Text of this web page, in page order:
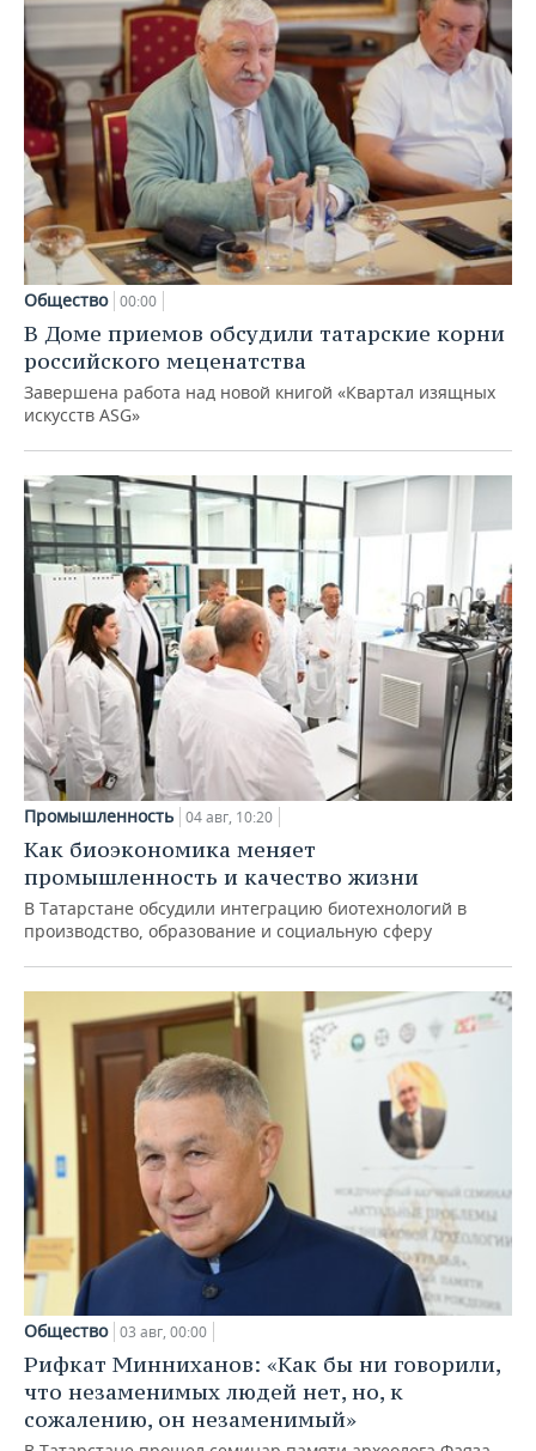
Общество 00:00
В Доме приемов обсудили татарские корни
российского меценатства
Завершена работа над новой книгой «Квартал изящных
искусств ASG»
Промышленность 04 авг, 10:20
Как биоэкономика меняет
промышленность и качество жизни
В Татарстане обсудили интеграцию биотехнологий в
производство, образование и социальную сферу
Общество 03 авг, 00:00
Рифкат Минниханов: «Как бы ни говорили,
что незаменимых людей нет, но, к
сожалению, он незаменимый»